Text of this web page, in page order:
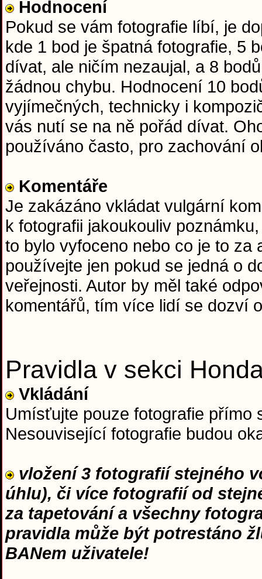
Hodnocení
Pokud se vám fotografie líbí, je
kde 1 bod je špatná fotografie, 5
dívat, ale ničím nezaujal, a 8
žádnou chybu. Hodnocení 10
vyjímečných, technicky i
vás nutí se na ně pořád dívat.
používáno často, pro zachování
Komentáře
Je zakázáno vkládat vulgární
k fotografii jakoukouliv
to bylo vyfoceno nebo co je to za
používejte jen pokud se jedná o
veřejnosti. Autor by měl také
komentářů, tím více lidí se dozví
Pravidla v sekci
Vkládání
Umísťujte pouze fotografie přímo
Nesouvisející fotografie budou
vložení 3 fotografií stejného
úhlu), či více fotografií od
za tapetování a všechny
pravidla může být potrestáno
BANem uživatele!